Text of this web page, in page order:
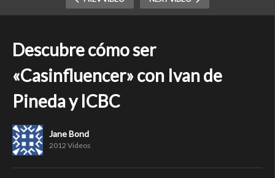
Descubre cómo ser
«Casinfluencer» con Ivan de
Pineda y ICBC
Jane Bond
2012 Videos